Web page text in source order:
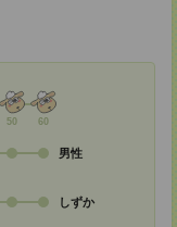
50 60
男性
しずか